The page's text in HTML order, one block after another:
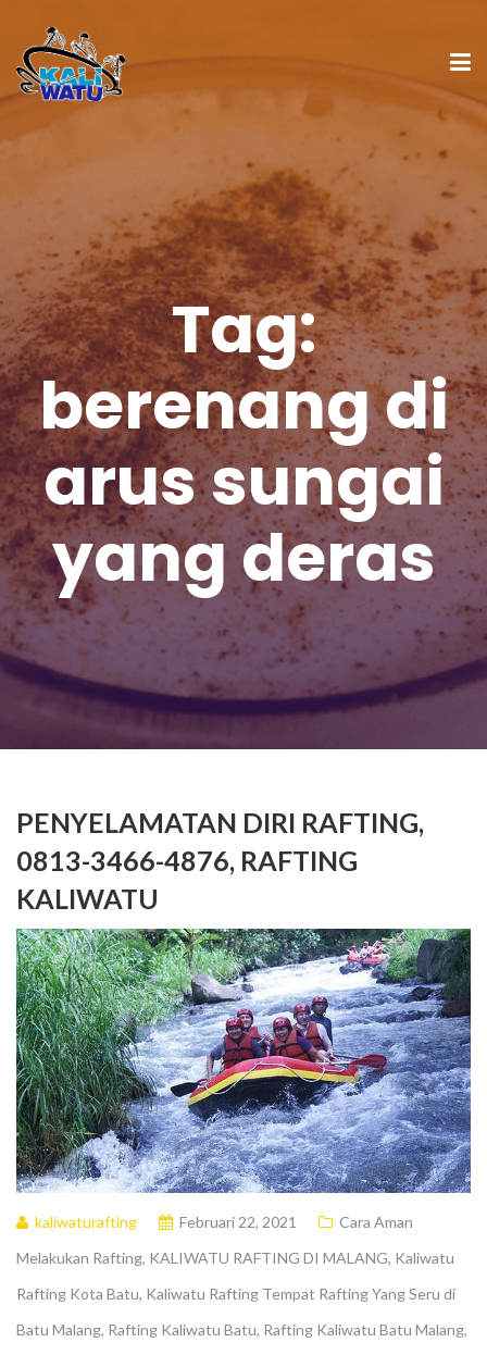
Tag:
berenang di
arus sungai
yang deras
PENYELAMATAN DIRI RAFTING,
0813-3466-4876, RAFTING
KALIWATU
kaliwaturafting Februari 22, 2021
Cara Aman
Melakukan Rafting, KALIWATU RAFTING DI MALANG, Kaliwatu
Rafting Kota Batu, Kaliwatu Rafting Tempat Rafting Yang Seru di
Batu Malang, Rafting Kaliwatu Batu, Rafting Kaliwatu Batu Malang,